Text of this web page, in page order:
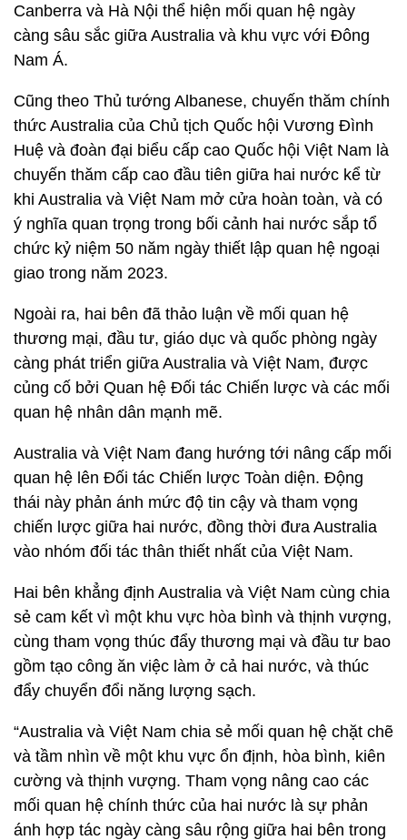
Canberra và Hà Nội thể hiện mối quan hệ ngày
càng sâu sắc giữa Australia và khu vực với Đông
Nam Á.
Cũng theo Thủ tướng Albanese, chuyến thăm chính
thức Australia của Chủ tịch Quốc hội Vương Đình
Huệ và đoàn đại biểu cấp cao Quốc hội Việt Nam là
chuyến thăm cấp cao đầu tiên giữa hai nước kể từ
khi Australia và Việt Nam mở cửa hoàn toàn, và có
ý nghĩa quan trọng trong bối cảnh hai nước sắp tổ
chức kỷ niệm 50 năm ngày thiết lập quan hệ ngoại
giao trong năm 2023.
Ngoài ra, hai bên đã thảo luận về mối quan hệ
thương mại, đầu tư, giáo dục và quốc phòng ngày
càng phát triển giữa Australia và Việt Nam, được
củng cố bởi Quan hệ Đối tác Chiến lược và các mối
quan hệ nhân dân mạnh mẽ.
Australia và Việt Nam đang hướng tới nâng cấp mối
quan hệ lên Đối tác Chiến lược Toàn diện. Động
thái này phản ánh mức độ tin cậy và tham vọng
chiến lược giữa hai nước, đồng thời đưa Australia
vào nhóm đối tác thân thiết nhất của Việt Nam.
Hai bên khẳng định Australia và Việt Nam cùng chia
sẻ cam kết vì một khu vực hòa bình và thịnh vượng,
cùng tham vọng thúc đẩy thương mại và đầu tư bao
gồm tạo công ăn việc làm ở cả hai nước, và thúc
đẩy chuyển đổi năng lượng sạch.
“Australia và Việt Nam chia sẻ mối quan hệ chặt chẽ
và tầm nhìn về một khu vực ổn định, hòa bình, kiên
cường và thịnh vượng. Tham vọng nâng cao các
mối quan hệ chính thức của hai nước là sự phản
ánh hợp tác ngày càng sâu rộng giữa hai bên trong